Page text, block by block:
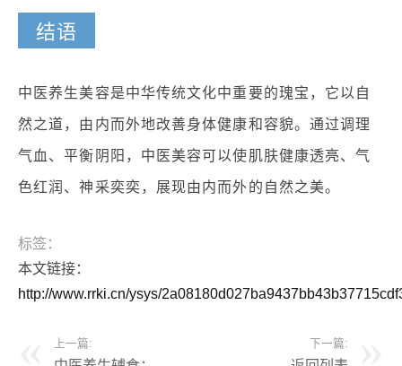
结语
中医养生美容是中华传统文化中重要的瑰宝，它以自
然之道，由内而外地改善身体健康和容貌。通过调理
气血、平衡阴阳，中医美容可以使肌肤健康透亮、气
色红润、神采奕奕，展现由内而外的自然之美。
标签：
本文链接：
http://www.rrki.cn/ysys/
上一篇: 下一篇: